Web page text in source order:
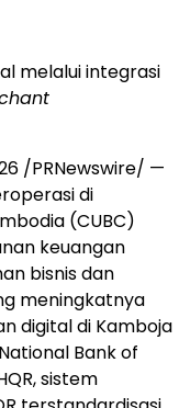
melalui integrasi
/PRNewswire/ —
di
(CUBC)
keuangan
bisnis dan
meningkatnya
digital di Kamboja
Bank of
sistem